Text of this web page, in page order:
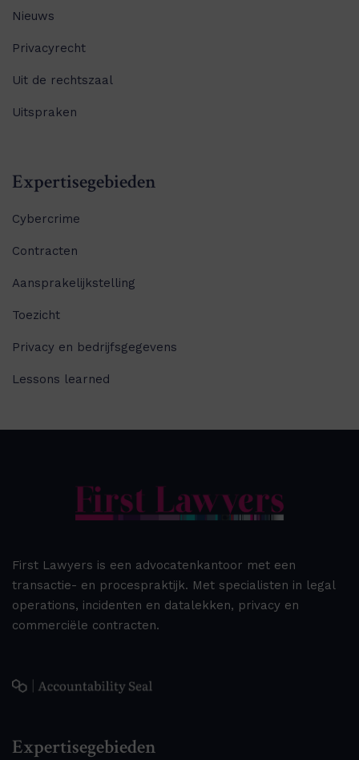
Nieuws
Privacyrecht
Uit de rechtszaal
Uitspraken
Expertisegebieden
Cybercrime
Contracten
Aansprakelijkstelling
Toezicht
Privacy en bedrijfsgegevens
Lessons learned
First Lawyers is een advocatenkantoor met een
transactie- en procespraktijk. Met specialisten in legal
operations, incidenten en datalekken, privacy en
commerciële contracten.
Expertisegebieden